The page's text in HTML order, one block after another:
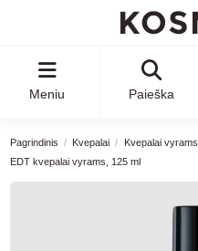
Meniu Paieška
Pagrindinis Kvepalai Kvepalai vyrams
EDT kvepalai vyrams, 125 ml